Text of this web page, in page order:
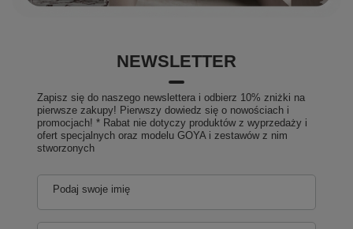
NEWSLETTER
Zapisz się do naszego newslettera i odbierz 10% zniżki na
pierwsze zakupy! Pierwszy dowiedz się o nowościach i
promocjach! * Rabat nie dotyczy produktów z wyprzedaży i
ofert specjalnych oraz modelu GOYA i zestawów z nim
stworzonych
Podaj swoje imię